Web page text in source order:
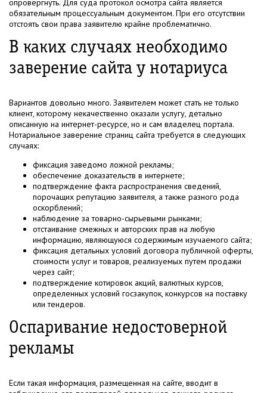
опровергнуть. Для суда протокол осмотра сайта является
обязательным процессуальным документом. При его отсутствии
отстоять свои права заявителю крайне проблематично.
В каких случаях необходимо
заверение сайта у нотариуса
Вариантов довольно много. Заявителем может стать не только
клиент, которому некачественно оказали услугу, детально
описанную на интернет-ресурсе, но и сам владелец портала.
Нотариальное заверение страниц сайта требуется в следующих
случаях:
фиксация заведомо ложной рекламы;
обеспечение доказательств в интернете;
подтверждение факта распространения сведений,
порочащих репутацию заявителя, а также разного рода
оскорблений;
наблюдение за товарно-сырьевыми рынками;
отстаивание смежных и авторских прав на любую
информацию, являющуюся содержимым изучаемого сайта;
фиксация детальных условий договора публичной оферты,
стоимости услуг и товаров, реализуемых путем продажи
через сайт;
подтверждение котировок акций, валютных курсов,
определенных условий госзакупок, конкурсов на поставку
или тендеров.
Оспаривание недостоверной
рекламы
Если такая информация, размещенная на сайте, вводит в